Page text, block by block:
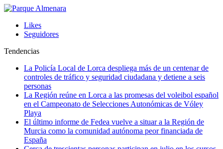
Likes
Seguidores
Tendencias
La Policía Local de Lorca despliega más de un centenar de
controles de tráfico y seguridad ciudadana y detiene a seis
personas
La Región reúne en Lorca a las promesas del voleibol español
en el Campeonato de Selecciones Autonómicas de Vóley
Playa
El último informe de Fedea vuelve a situar a la Región de
Murcia como la comunidad autónoma peor financiada de
España